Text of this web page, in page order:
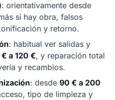
: orientativamente desde
si hay obra, falsos
y retorno.
: habitual ver salidas y
a 120 €, y reparación total
y recambios.
: desde 90 € a 200
tipo de limpieza y